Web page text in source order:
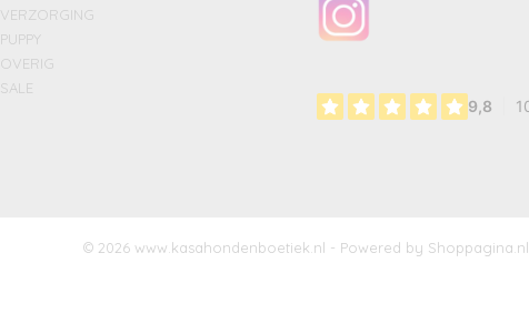
VERZORGING
PUPPY
OVERIG
SALE
© 2026 www.kasahondenboetiek.nl - Powered by Shoppagina.nl